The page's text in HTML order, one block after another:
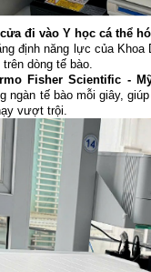
đi vào Y học cá thể
định năng lực của
dòng tế bào.
Fisher Scientific -
ngàn tế bào mỗi giây,
vượt trội.